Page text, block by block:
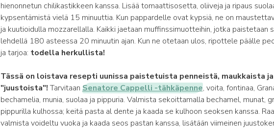
hienonnetun chilikastikkeen kanssa. Lisää tomaattisosetta, oliiveja ja ripaus
kypsentämistä vielä 15 minuuttia. Kun pappardelle ovat kypsiä, ne on
ja kuutioidulla mozzarellalla. Kaikki jaetaan muffinssimuotteihin, jotka paistetaan
lehdellä 180 asteessa 20 minuutin ajan. Kun ne otetaan ulos, ripottele päälle
ja tarjoa: todella herkullista!
Tässä on loistava resepti uunissa paistetuista penneistä, maukkaista ja
"juustoista"!Tarvitaan Senatore Cappelli -tähkäpenne, voita, fontinaa,
bechamelia, munia, suolaa ja pippuria. Valmista sekoittamalla bechamel, munat,
pippurilla kulhossa; keitä pasta al dente ja kaada se kulhoon seoksen kanssa.
valmista voideltu vuoka ja kaada seos pastan kanssa, lisätään viimeinen